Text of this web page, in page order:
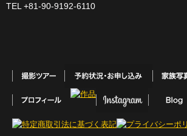
TEL +81-90-9192-6110